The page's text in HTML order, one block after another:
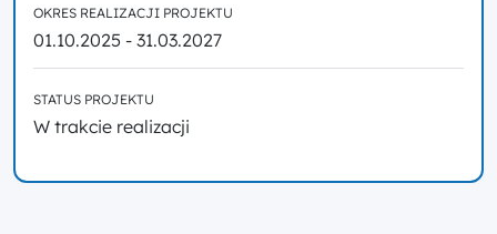
OKRES REALIZACJI PROJEKTU
01.10.2025 - 31.03.2027
STATUS PROJEKTU
W trakcie realizacji